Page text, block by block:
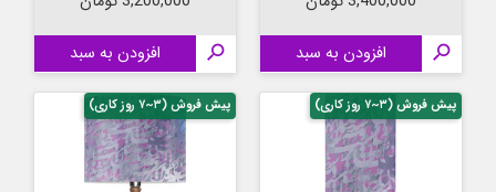
 افزودن به سبد  افزودن به سبد
پیش فروش (۳~۷ روز کاری) پیش فروش (۳~۷ روز کاری)